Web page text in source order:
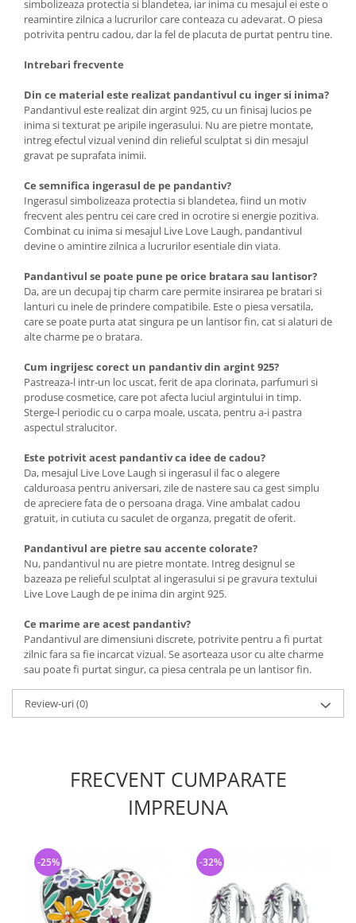
simbolizeaza protectia si blandetea, iar inima cu mesajul ei este o
reamintire zilnica a lucrurilor care conteaza cu adevarat. O piesa
potrivita pentru cadou, dar la fel de placuta de purtat pentru tine.
Intrebari frecvente
Din ce material este realizat pandantivul cu inger si inima?
Pandantivul este realizat din argint 925, cu un finisaj lucios pe
inima si texturat pe aripile ingerasului. Nu are pietre montate,
intreg efectul vizual venind din relieful sculptat si din mesajul
gravat pe suprafata inimii.
Ce semnifica ingerasul de pe pandantiv?
Ingerasul simbolizeaza protectia si blandetea, fiind un motiv
frecvent ales pentru cei care cred in ocrotire si energie pozitiva.
Combinat cu inima si mesajul Live Love Laugh, pandantivul
devine o amintire zilnica a lucrurilor esentiale din viata.
Pandantivul se poate pune pe orice bratara sau lantisor?
Da, are un decupaj tip charm care permite insirarea pe bratari si
lanturi cu inele de prindere compatibile. Este o piesa versatila,
care se poate purta atat singura pe un lantisor fin, cat si alaturi de
alte charme pe o bratara.
Cum ingrijesc corect un pandantiv din argint 925?
Pastreaza-l intr-un loc uscat, ferit de apa clorinata, parfumuri si
produse cosmetice, care pot afecta luciul argintului in timp.
Sterge-l periodic cu o carpa moale, uscata, pentru a-i pastra
aspectul stralucitor.
Este potrivit acest pandantiv ca idee de cadou?
Da, mesajul Live Love Laugh si ingerasul il fac o alegere
calduroasa pentru aniversari, zile de nastere sau ca gest simplu
de apreciere fata de o persoana draga. Vine ambalat cadou
gratuit, in cutiuta cu saculet de organza, pregatit de oferit.
Pandantivul are pietre sau accente colorate?
Nu, pandantivul nu are pietre montate. Intreg designul se
bazeaza pe relieful sculptat al ingerasului si pe gravura textului
Live Love Laugh de pe inima din argint 925.
Ce marime are acest pandantiv?
Pandantivul are dimensiuni discrete, potrivite pentru a fi purtat
zilnic fara sa fie incarcat vizual. Se asorteaza usor cu alte charme
sau poate fi purtat singur, ca piesa centrala pe un lantisor fin.
Review-uri(0)
FRECVENT CUMPARATE
IMPREUNA
-25% -32%